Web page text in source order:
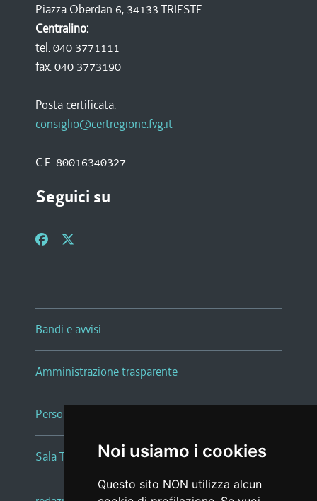
Noi usiamo i cookies
Questo sito NON utilizza alcun
Piazza Oberdan 6, 34133 TRIESTE
Centralino:
tel. 040 3771111
fax. 040 3773190
Posta certificata:
consiglio@certregione.fvg.it
C.F. 80016340327
Seguici su
Bandi e avvisi
Amministrazione trasparente
Persone e Uffici
Sala Tiziano Tessitori